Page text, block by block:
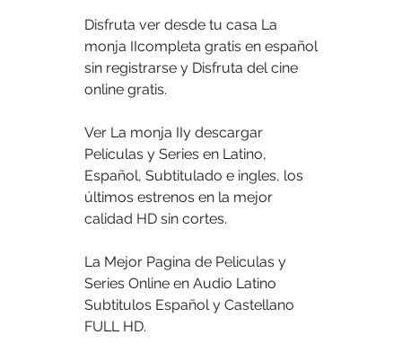
Disfruta ver desde tu casa La
monja IIcompleta gratis en español
sin registrarse y Disfruta del cine
online gratis.
Ver La monja IIy descargar
Películas y Series en Latino,
Español, Subtitulado e ingles, los
últimos estrenos en la mejor
calidad HD sin cortes.
La Mejor Pagina de Peliculas y
Series Online en Audio Latino
Subtitulos Español y Castellano
FULL HD.